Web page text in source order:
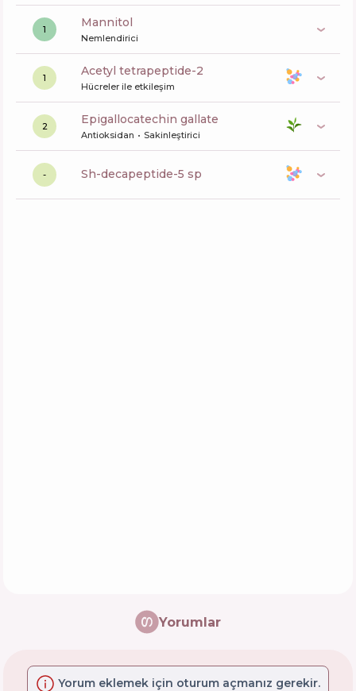
1 mannitol
Nemlendirici
1 acetyl tetrapeptide-2
Hücreler ile etkileşim
2 epigallocatechin gallate
Antioksidan Sakinleştirici
- sh-decapeptide-5 sp
Yorumlar
Yorum eklemek için oturum açmanız gerekir.